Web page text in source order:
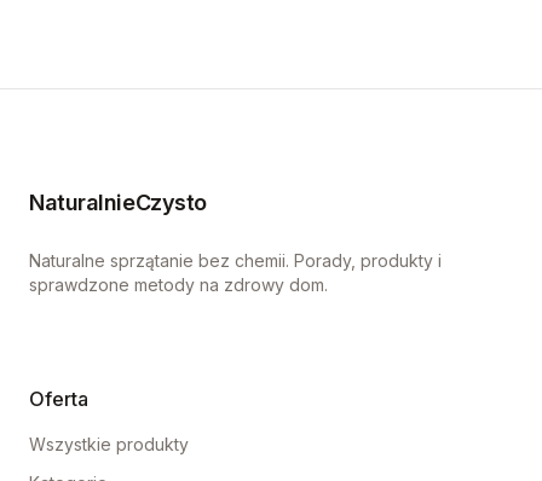
NaturalnieCzysto
Naturalne sprzątanie bez chemii. Porady, produkty i
sprawdzone metody na zdrowy dom.
Oferta
Wszystkie produkty